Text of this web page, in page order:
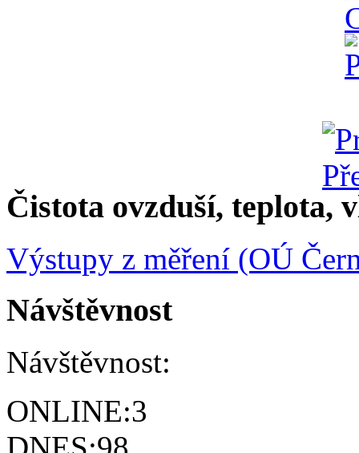
Čistota ovzduší, teplota,
Výstupy z měření (OÚ
Návštěvnost
Návštěvnost:
ONLINE:3